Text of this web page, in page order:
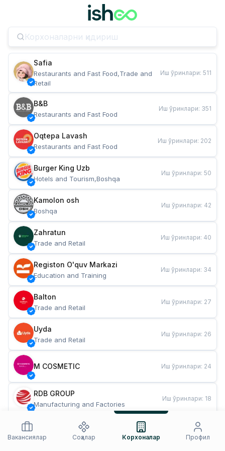
Safia
Restaurants and Fast Food,Trade and
Retail
Иш ўринлари: 511
B&B
Restaurants and Fast Food
Иш ўринлари: 351
Oqtepa Lavash
Restaurants and Fast Food
Иш ўринлари: 202
Burger King Uzb
Hotels and Tourism,Boshqa
Иш ўринлари: 50
Kamolon osh
Boshqa
Иш ўринлари: 42
Zahratun
Trade and Retail
Иш ўринлари: 40
Registon O'quv Markazi
Education and Training
Иш ўринлари: 34
Balton
Trade and Retail
Иш ўринлари: 27
Uyda
Trade and Retail
Иш ўринлари: 26
M COSMETIC Иш ўринлари: 24
RDB GROUP
Manufacturing and Factories
Иш ўринлари: 18
Restaurants and Fast Food
Иш ўринлари
Вакансиялар
Соҳалар Корхоналар Профил